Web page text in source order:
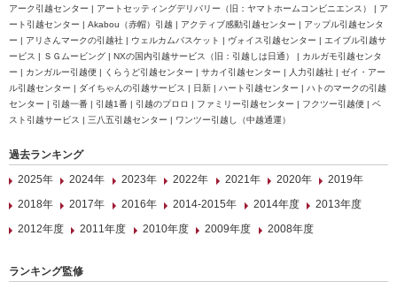
アーク引越センター | アートセッティングデリバリー（旧：ヤマトホームコンビニエンス） | ア
ート引越センター | Akabou（赤帽）引越 | アクティブ感動引越センター | アップル引越センタ
ー | アリさんマークの引越社 | ウェルカムバスケット | ヴォイス引越センター | エイブル引越サ
ービス | ＳＧムービング | NXの国内引越サービス（旧：引越しは日通） | カルガモ引越センタ
ー | カンガルー引越便 | くらうど引越センター | サカイ引越センター | 人力引越社 | ゼイ・アー
ル引越センター | ダイちゃんの引越サービス | 日新 | ハート引越センター | ハトのマークの引越
センター | 引越一番 | 引越1番 | 引越のプロロ | ファミリー引越センター | フクツー引越便 | ベ
スト引越サービス | 三八五引越センター | ワンツー引越し（中越通運）
過去ランキング
2025年
2024年 2023年 2022年 2021年 2020年
2019年
2018年
2017年 2016年 2014-2015年 2014年度
2013年度
2012年度
2011年度 2010年度 2009年度 2008年度
ランキング監修